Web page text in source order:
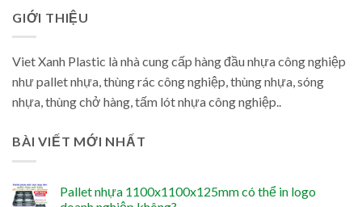
GIỚI THIỆU
Viet Xanh Plastic là nhà cung cấp hàng đầu nhựa công nghiệp
như pallet nhựa, thùng rác công nghiệp, thùng nhựa, sóng
nhựa, thùng chở hàng, tấm lót nhựa công nghiệp..
BÀI VIẾT MỚI NHẤT
Pallet nhựa 1100x1100x125mm có thể in logo